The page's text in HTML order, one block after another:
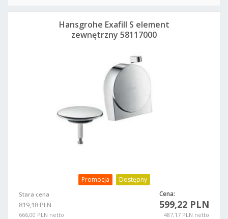
Promocja Dostępny
Stara cena
819,18 PLN
666,00 PLN netto
Cena:
599,22 PLN
487,17 PLN netto
Hansgrohe Exafill S element
zewnętrzny 58117000